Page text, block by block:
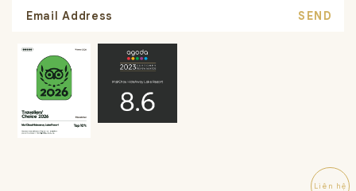
Liên hệ
SEND